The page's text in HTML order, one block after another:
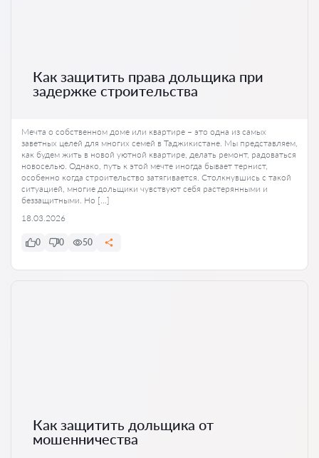
Как защитить права дольщика при
задержке строительства
Мечта о собственном доме или квартире – это одна из самых
заветных целей для многих семей в Таджикистане. Мы представляем,
как будем жить в новой уютной квартире, делать ремонт, радоваться
новоселью. Однако, путь к этой мечте иногда бывает тернист,
особенно когда строительство затягивается. Столкнувшись с такой
ситуацией, многие дольщики чувствуют себя растерянными и
беззащитными. Но […]
18.03.2026
0 0 50
Как защитить дольщика от
мошенничества